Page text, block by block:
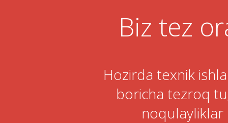
Biz tez
Hozirda texnik
boricha tezroq
noqulayliklar